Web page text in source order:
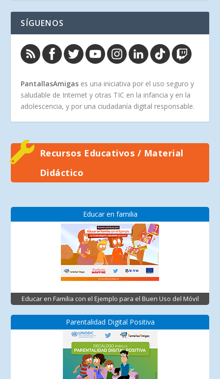
SÍGUENOS
PantallasAmigas es una iniciativa por el uso seguro y
saludable de Internet y otras TIC en la infancia y en la
adolescencia, y por una ciudadanía digital responsable.
Recursos Educativos / Material
Didáctico
Educar en familia
Educar en Familia con el Ejemplo para el Buen Uso del Móvil
Parentalidad Digital Positiva